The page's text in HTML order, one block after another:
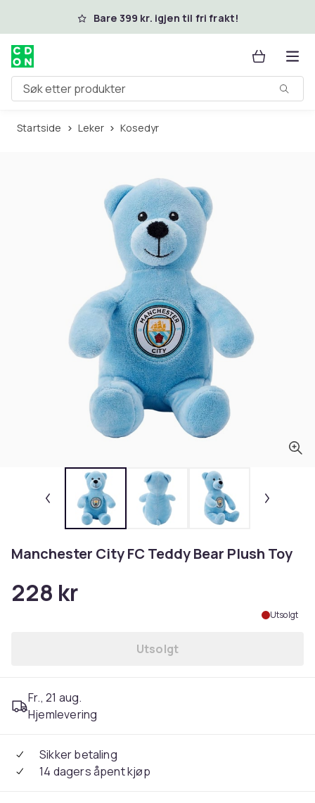
Hopp til hovedinnholdBare 399 kr. igjen til fri frakt!
Søk etter produkter
Startside Leker Kosedyr
Manchester City FC Teddy Bear Plush Toy
228 kr
Utsolgt
Utsolgt
Fr., 21 aug.
Hjemlevering
Sikker betaling
14 dagers åpent kjøp